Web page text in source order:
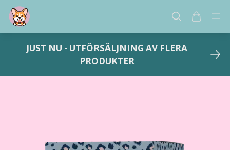
JUST NU - UTFÖRSÄLJNING AV FLERA
PRODUKTER